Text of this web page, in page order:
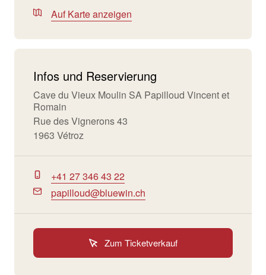
Auf Karte anzeigen
Infos und Reservierung
Cave du Vieux Moulin SA Papilloud Vincent et
Romain
Rue des Vignerons 43
1963 Vétroz
+41 27 346 43 22
papilloud@bluewin.ch
Zum Ticketverkauf